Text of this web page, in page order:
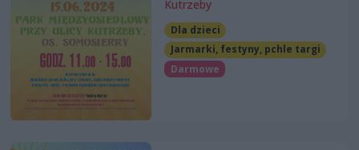
Kutrzeby
Dla dzieci
Jarmarki, festyny, pchle targi
Darmowe